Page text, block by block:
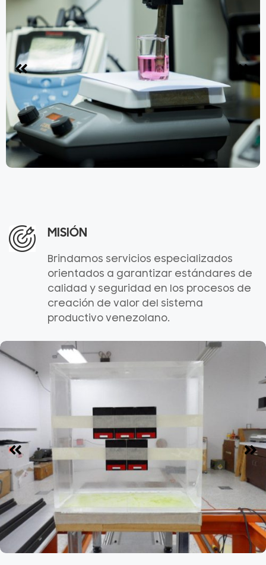
MISIÓN
Brindamos servicios especializados
orientados a garantizar estándares de
calidad y seguridad en los procesos de
creación de valor del sistema
productivo venezolano.